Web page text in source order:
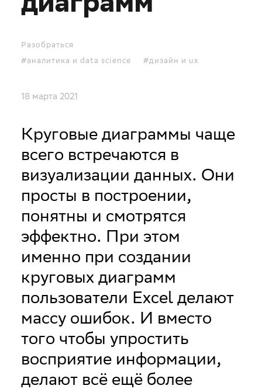
Разобраться
#аналитика и data science
#дизайн и ux
18 марта 2021
Круговые диаграммы чаще
всего встречаются в
визуализации данных. Они
просты в построении,
понятны и смотрятся
эффектно. При этом
именно при создании
круговых диаграмм
пользователи Excel делают
массу ошибок. И вместо
того чтобы упростить
восприятие информации,
делают всё ещё более